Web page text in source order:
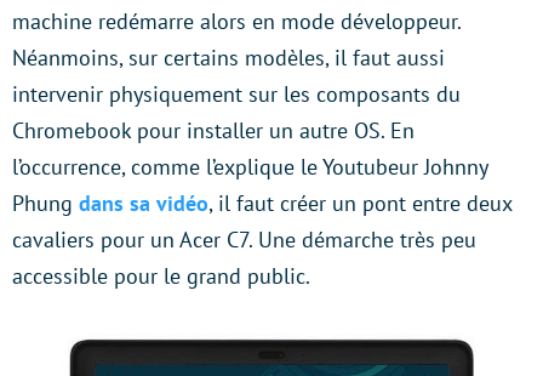
machine redémarre alors en mode développeur.
Néanmoins, sur certains modèles, il faut aussi
intervenir physiquement sur les composants du
Chromebook pour installer un autre OS. En
l’occurrence, comme l’explique le Youtubeur Johnny
Phung dans sa vidéo, il faut créer un pont entre deux
cavaliers pour un Acer C7. Une démarche très peu
accessible pour le grand public.